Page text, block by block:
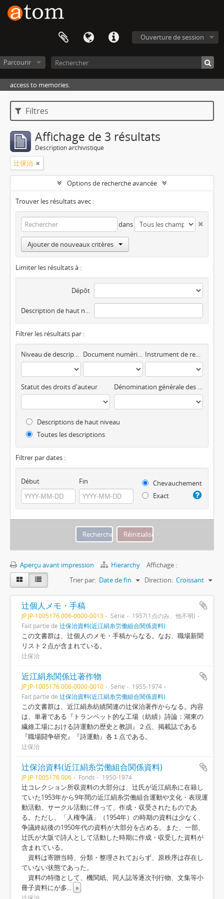
Ouverture de session
Parcourir
access to memories.
Filtres
Affichage de 3 résultats
Description archivistique
辻保治
Options de recherche avancée
Trouver les résultats avec :
dans
Ajouter de nouveaux critères
Limiter les résultats à :
Dépôt
Description de haut niveau
Filtrer les résultats par :
Niveau de description Document numérique disponible Instrument de recherche
Statut des droits d'auteur Dénomination générale des documents
Descriptions de haut niveau
Toutes les descriptions
Filtrer par dates :
Début Fin
Chevauchement
Exact
Aperçu avant impression Hierarchy
Affichage :
Trier par: Date de fin Direction: Croissant
辻個人メモ・手稿
JP JP-1005176 006-0000-0013 Série
1957(1点のみ、他不明)
Fait partie de 辻保治資料(近江絹糸労働組合関係資料)
この文書群は、辻個人のメモ・手稿からなる。なお、職場新聞
リスト２点が含まれている。
辻保治
近江絹糸関係辻著作物
JP JP-1005176 006-0000-0010 Série
1955-1974
Fait partie de 辻保治資料(近江絹糸労働組合関係資料)
この文書群は、近江絹糸紡績関連の辻保治著作からなる。内容
は、単著である『トランペット的な工場（紡績）詩論：湖東の
繊維工場における詩運動の歴史と教訓』２点、掲載誌である
『職場闘争研究』『詩運動』各１点である。
辻保治
辻保治資料(近江絹糸労働組合関係資料)
JP JP-1005176 006 Fonds 1950-1974
辻コレクション所収資料の大部分は、辻氏が近江絹糸に在籍し
ていた1953年から9年間の近江絹糸労働組合運動や文化・表現運
動活動、サークル活動に伴って、作成・収受されたものであ
る。ただし、「人権争議」（1954年）の時期の資料は少なく、
争議終結後の1950年代の資料が大部分を占める。また、一部、
辻氏が大阪で詩人として活動した時期に作成・収受した資料が
含まれている。
資料は寄贈当時、分類・整理されておらず、原秩序は存在し
ていない状態であった。
資料の特徴として、機関紙、同人誌等逐次刊行物、文集等小
冊子資料にが多... »